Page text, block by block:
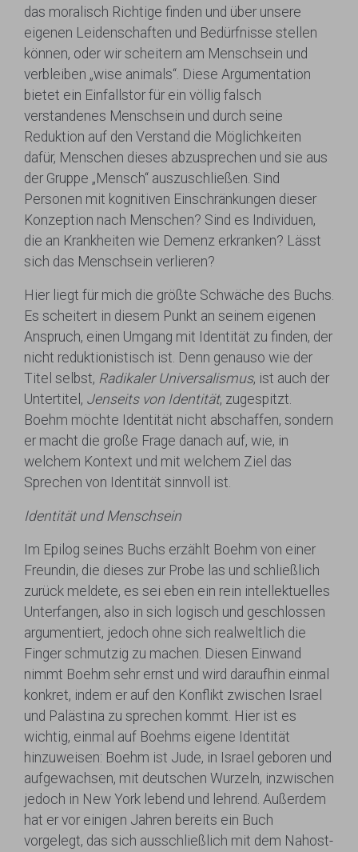
das moralisch Richtige finden und über unsere
eigenen Leidenschaften und Bedürfnisse stellen
können, oder wir scheitern am Menschsein und
verbleiben „wise animals“. Diese Argumentation
bietet ein Einfallstor für ein völlig falsch
verstandenes Menschsein und durch seine
Reduktion auf den Verstand die Möglichkeiten
dafür, Menschen dieses abzusprechen und sie aus
der Gruppe „Mensch“ auszuschließen. Sind
Personen mit kognitiven Einschränkungen dieser
Konzeption nach Menschen? Sind es Individuen,
die an Krankheiten wie Demenz erkranken? Lässt
sich das Menschsein verlieren?
Hier liegt für mich die größte Schwäche des Buchs.
Es scheitert in diesem Punkt an seinem eigenen
Anspruch, einen Umgang mit Identität zu finden, der
nicht reduktionistisch ist. Denn genauso wie der
Titel selbst, Radikaler Universalismus, ist auch der
Untertitel, Jenseits von Identität, zugespitzt.
Boehm möchte Identität nicht abschaffen, sondern
er macht die große Frage danach auf, wie, in
welchem Kontext und mit welchem Ziel das
Sprechen von Identität sinnvoll ist.
Identität und Menschsein
Im Epilog seines Buchs erzählt Boehm von einer
Freundin, die dieses zur Probe las und schließlich
zurück meldete, es sei eben ein rein intellektuelles
Unterfangen, also in sich logisch und geschlossen
argumentiert, jedoch ohne sich realweltlich die
Finger schmutzig zu machen. Diesen Einwand
nimmt Boehm sehr ernst und wird daraufhin einmal
konkret, indem er auf den Konflikt zwischen Israel
und Palästina zu sprechen kommt. Hier ist es
wichtig, einmal auf Boehms eigene Identität
hinzuweisen: Boehm ist Jude, in Israel geboren und
aufgewachsen, mit deutschen Wurzeln, inzwischen
jedoch in New York lebend und lehrend. Außerdem
hat er vor einigen Jahren bereits ein Buch
vorgelegt, das sich ausschließlich mit dem Nahost-